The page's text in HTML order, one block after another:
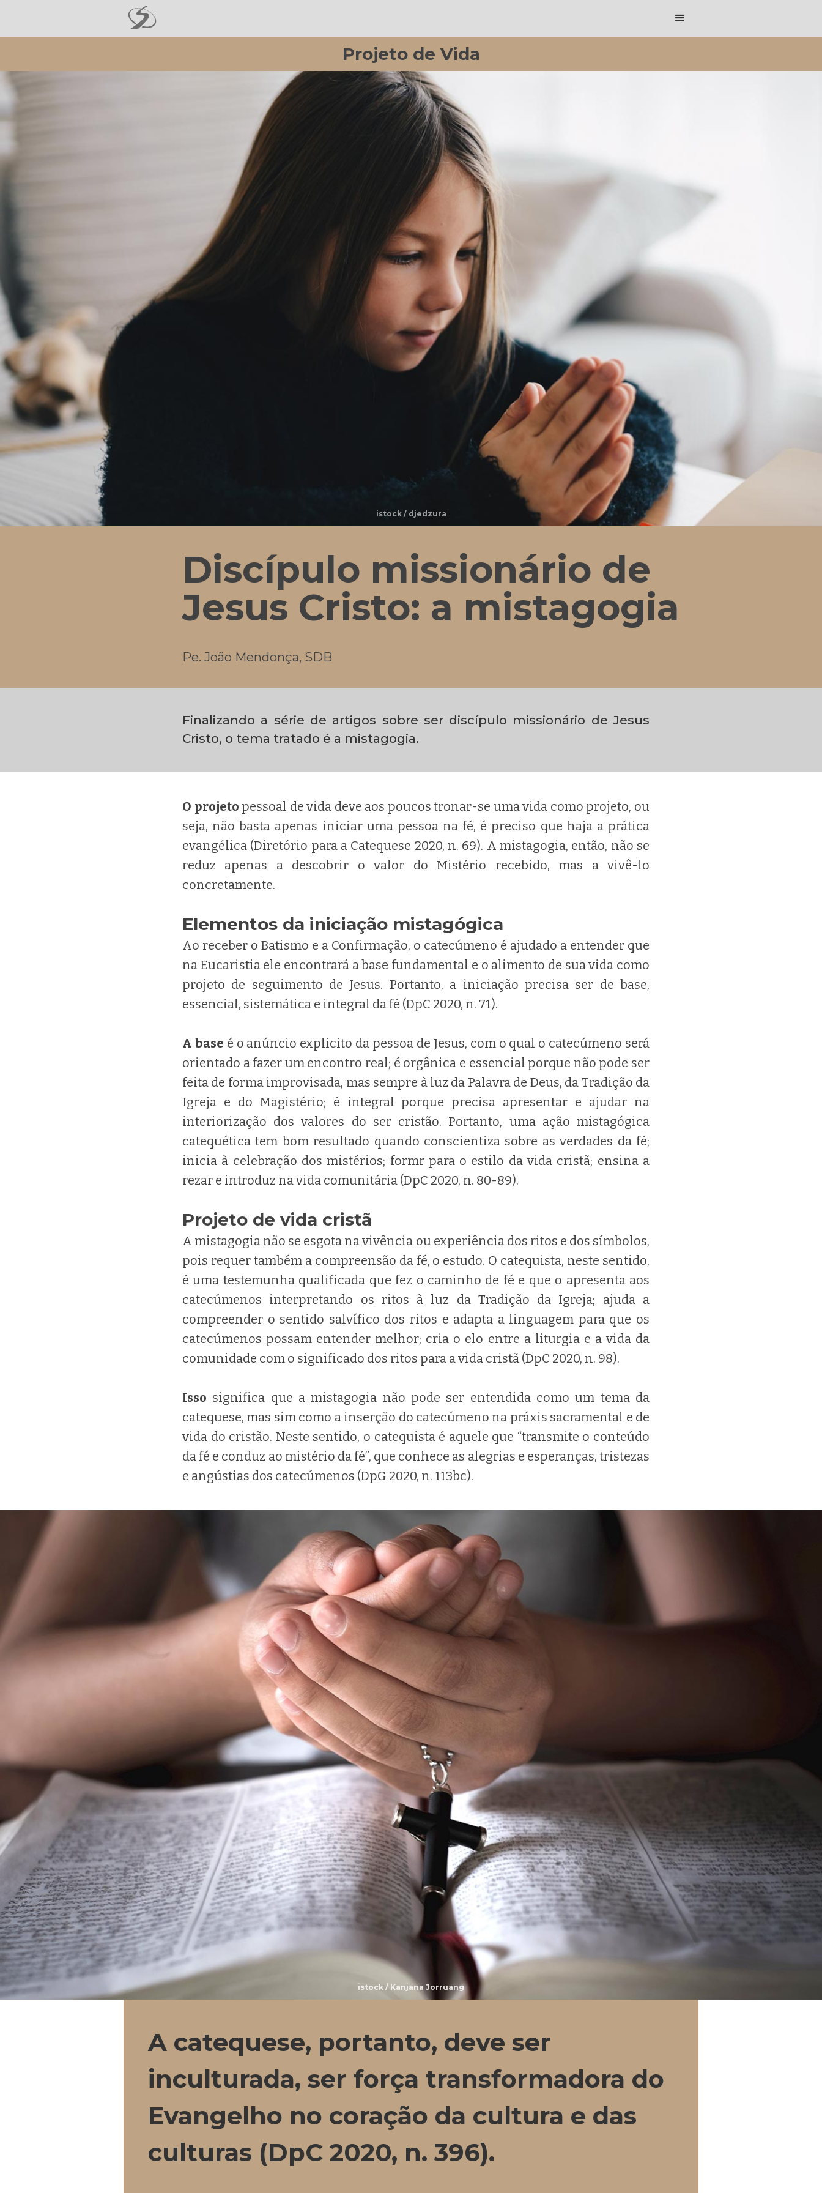
Projeto de Vida
istock / djedzura
Discípulo missionário de
Jesus Cristo: a mistagogia
Pe. João Mendonça, SDB
Finalizando a série de artigos sobre ser discípulo missionário de Jesus
Cristo, o tema tratado é a mistagogia.
O projeto pessoal de vida deve aos poucos tronar-se uma vida como projeto, ou
seja, não basta apenas iniciar uma pessoa na fé, é preciso que haja a prática
evangélica (Diretório para a Catequese 2020, n. 69). A mistagogia, então, não se
reduz apenas a descobrir o valor do Mistério recebido, mas a vivê-lo
concretamente.
Elementos da iniciação mistagógica
Ao receber o Batismo e a Confirmação, o catecúmeno é ajudado a entender que
na Eucaristia ele encontrará a base fundamental e o alimento de sua vida como
projeto de seguimento de Jesus. Portanto, a iniciação precisa ser de base,
essencial, sistemática e integral da fé (DpC 2020, n. 71).
A base é o anúncio explicito da pessoa de Jesus, com o qual o catecúmeno será
orientado a fazer um encontro real; é orgânica e essencial porque não pode ser
feita de forma improvisada, mas sempre à luz da Palavra de Deus, da Tradição da
Igreja e do Magistério; é integral porque precisa apresentar e ajudar na
interiorização dos valores do ser cristão. Portanto, uma ação mistagógica
catequética tem bom resultado quando conscientiza sobre as verdades da fé;
inicia à celebração dos mistérios; formr para o estilo da vida cristã; ensina a
rezar e introduz na vida comunitária (DpC 2020, n. 80-89).
Projeto de vida cristã
A mistagogia não se esgota na vivência ou experiência dos ritos e dos símbolos,
pois requer também a compreensão da fé, o estudo. O catequista, neste sentido,
é uma testemunha qualificada que fez o caminho de fé e que o apresenta aos
catecúmenos interpretando os ritos à luz da Tradição da Igreja; ajuda a
compreender o sentido salvífico dos ritos e adapta a linguagem para que os
catecúmenos possam entender melhor; cria o elo entre a liturgia e a vida da
comunidade com o significado dos ritos para a vida cristã (DpC 2020, n. 98).
Isso significa que a mistagogia não pode ser entendida como um tema da
catequese, mas sim como a inserção do catecúmeno na práxis sacramental e de
vida do cristão. Neste sentido, o catequista é aquele que “transmite o conteúdo
da fé e conduz ao mistério da fé”, que conhece as alegrias e esperanças, tristezas
e angústias dos catecúmenos (DpG 2020, n. 113bc).
istock / Kanjana Jorruang
A catequese, portanto, deve ser
inculturada, ser força transformadora do
Evangelho no coração da cultura e das
culturas (DpC 2020, n. 396).